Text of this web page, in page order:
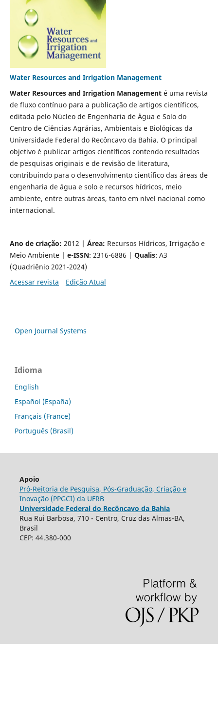
Water Resources and Irrigation Management
Water Resources and Irrigation Managementé uma revista
de fluxo contínuo para a publicação de artigos científicos,
editada pelo Núcleo de Engenharia de Água e Solo do
Centro de Ciências Agrárias, Ambientais e Biológicas da
Universidade Federal do Recôncavo da Bahia. O principal
objetivo é publicar artigos científicos contendo resultados
de pesquisas originais e de revisão de literatura,
contribuindo para o desenvolvimento científico das áreas de
engenharia de água e solo e recursos hídricos, meio
ambiente, entre outras áreas, tanto em nível nacional como
internacional.
Ano de criação: 2012 | Área: Recursos Hídricos, Irrigação e
Meio Ambiente| e-ISSN: 2316-6886 | Qualis: A3
(Quadriênio 2021-2024)
Acessar revista
Edição Atual
Open Journal Systems
Idioma
English
Español (España)
Français (France)
Português (Brasil)
Apoio
Pró-Reitoria de Pesquisa, Pós-Graduação, Criação e
Inovação (PPGCI) da UFRB
Universidade Federal do Recôncavo da Bahia
Rua Rui Barbosa, 710 - Centro, Cruz das Almas-BA,
Brasil
CEP: 44.380-000